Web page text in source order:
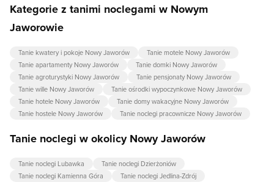
Kategorie z tanimi noclegami w Nowym
Jaworowie
Tanie kwatery i pokoje Nowy Jaworów
Tanie motele Nowy Jaworów
Tanie apartamenty Nowy Jaworów
Tanie domki Nowy Jaworów
Tanie agroturystyki Nowy Jaworów
Tanie pensjonaty Nowy Jaworów
Tanie wille Nowy Jaworów
Tanie ośrodki wypoczynkowe Nowy Jaworów
Tanie hotele Nowy Jaworów
Tanie domy wakacyjne Nowy Jaworów
Tanie hostele Nowy Jaworów
Tanie noclegi pracownicze Nowy Jaworów
Tanie noclegi w okolicy Nowy Jaworów
Tanie noclegi Lubawka
Tanie noclegi Dzierżoniów
Tanie noclegi Kamienna Góra
Tanie noclegi Jedlina-Zdrój